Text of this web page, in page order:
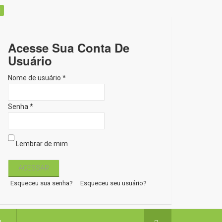
Acesse Sua Conta De
Usuário
Nome de usuário *
Senha *
Lembrar de mim
Esqueceu sua senha? Esqueceu seu usuário?